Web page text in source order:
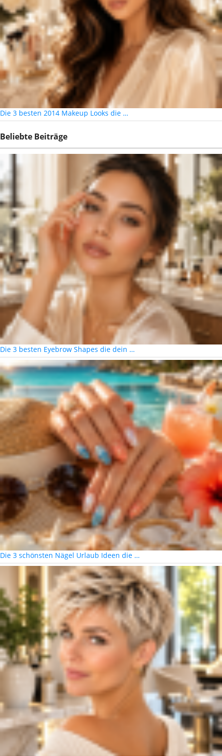
Die 3 besten 2014 Makeup Looks die …
Beliebte Beiträge
Die 3 besten Eyebrow Shapes die dein …
Die 3 schönsten Nägel Urlaub Ideen die …